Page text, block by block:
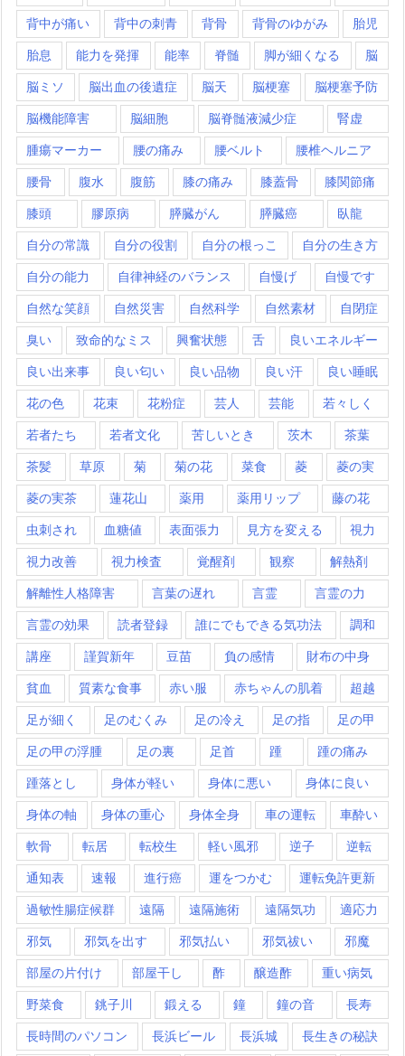
背中が痛い 背中の刺青 背骨 背骨のゆがみ 胎児
胎息 能力を発揮 能率 脊髄 脚が細くなる 脳
脳ミソ 脳出血の後遺症 脳天 脳梗塞 脳梗塞予防
脳機能障害 脳細胞 脳脊髄液減少症 腎虚
腫瘍マーカー 腰の痛み 腰ベルト 腰椎ヘルニア
腰骨 腹水 腹筋 膝の痛み 膝蓋骨 膝関節痛
膝頭 膠原病 膵臓がん 膵臓癌 臥龍
自分の常識 自分の役割 自分の根っこ 自分の生き方
自分の能力 自律神経のバランス 自慢げ 自慢です
自然な笑顔 自然災害 自然科学 自然素材 自閉症
臭い 致命的なミス 興奮状態 舌 良いエネルギー
良い出来事 良い匂い 良い品物 良い汗 良い睡眠
花の色 花束 花粉症 芸人 芸能 若々しく
若者たち 若者文化 苦しいとき 茨木 茶葉
茶髪 草原 菊 菊の花 菜食 菱 菱の実
菱の実茶 蓮花山 薬用 薬用リップ 藤の花
虫刺され 血糖値 表面張力 見方を変える 視力
視力改善 視力検査 覚醒剤 観察 解熱剤
解離性人格障害 言葉の遅れ 言霊 言霊の力
言霊の効果 読者登録 誰にでもできる気功法 調和
講座 謹賀新年 豆苗 負の感情 財布の中身
貧血 質素な食事 赤い服 赤ちゃんの肌着 超越
足が細く 足のむくみ 足の冷え 足の指 足の甲
足の甲の浮腫 足の裏 足首 踵 踵の痛み
踵落とし 身体が軽い 身体に悪い 身体に良い
身体の軸 身体の重心 身体全身 車の運転 車酔い
軟骨 転居 転校生 軽い風邪 逆子 逆転
通知表 速報 進行癌 運をつかむ 運転免許更新
過敏性腸症候群 遠隔 遠隔施術 遠隔気功 適応力
邪気 邪気を出す 邪気払い 邪気祓い 邪魔
部屋の片付け 部屋干し 酢 醸造酢 重い病気
野菜食 銚子川 鍛える 鐘 鐘の音 長寿
長時間のパソコン 長浜ビール 長浜城 長生きの秘訣